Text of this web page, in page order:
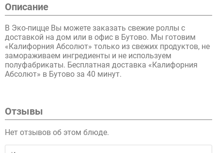
Описание
В Эко-пицце Вы можете заказать свежие роллы с
доставкой на дом или в офис в Бутово. Мы готовим
«Калифорния Абсолют» только из свежих продуктов, не
замораживаем ингредиенты и не используем
полуфабрикаты. Бесплатная доставка «Калифорния
Абсолют» в Бутово за 40 минут.
Отзывы
Нет отзывов об этом блюде.